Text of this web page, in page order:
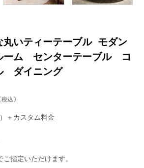
丸いティーテーブル モダン
ム センターテーブル コ
ダイニング
＋カスタム料金
指定いただけます。